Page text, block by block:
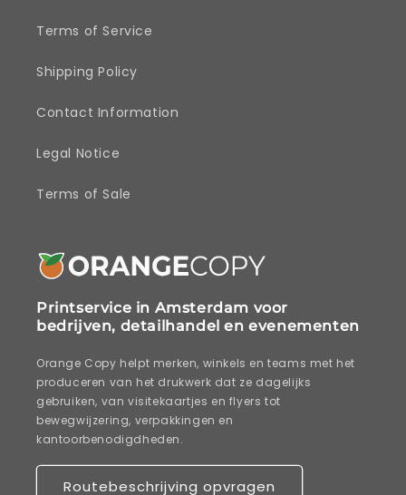
Terms of Service
Shipping Policy
Contact Information
Legal Notice
Terms of Sale
Printservice in Amsterdam voor
bedrijven, detailhandel en evenementen
Orange Copy helpt merken, winkels en teams met het
produceren van het drukwerk dat ze dagelijks
gebruiken, van visitekaartjes en flyers tot
bewegwijzering, verpakkingen en
kantoorbenodigdheden.
Routebeschrijving opvragen